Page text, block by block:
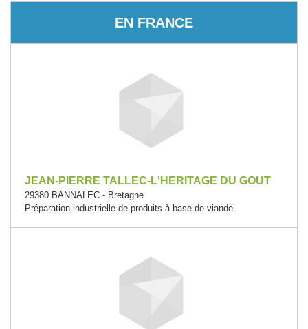
EN FRANCE
JEAN-PIERRE TALLEC-L'HERITAGE DU GOUT
29380 BANNALEC - Bretagne
Préparation industrielle de produits à base de viande